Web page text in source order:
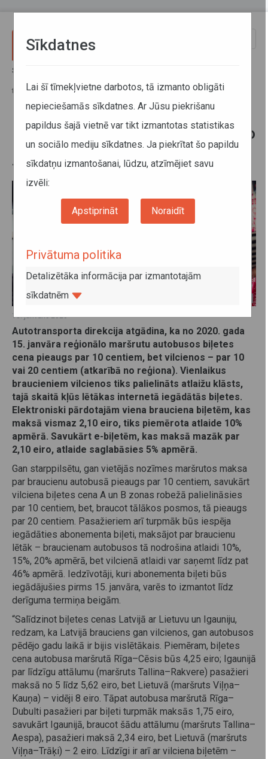
Sākums
tarifi
No 15. janvāra mainīsies reģionālo
maršrutu autobusu un vilcienu
tarifi
13. janvāris 2020
Autotransporta direkcija atgādina, ka no 2020. gada
15. janvāra reģionālo maršrutu autobusos biļetes
cena pieaugs par 10 centiem, bet vilcienos – par 10
vai 20 centiem (atkarībā no reģiona). Vienlaikus
braucieniem vilcienos tiks palielināts atlaižu klāsts,
tajā skaitā kļūs lētākas internetā iegādātās biļetes.
Elektroniski pārdotajām viena brauciena biļetēm, kas
maksā vismaz 2,10 eiro, tiks piemērota atlaide 10%
apmērā. Savukārt e-biļetēm, kas maksā mazāk par
2,10 eiro, atlaide saglabāsies 5% apmērā.
Gan starppilsētu, gan vietējās nozīmes maršrutos maksa
par braucienu autobusā pieaugs par 10 centiem, savukārt
vilciena biļetes cena A un B zonas robežā palielināsies
par 10 centiem, bet, braucot tālākos posmos, tā pieaugs
par 20 centiem. Pasažieriem arī turpmāk būs iespēja
iegādāties abonementa biļeti, maksājot par braucienu
lētāk – braucienam autobusos tā nodrošina atlaidi 10%,
15%, 20% apmērā, bet vilcienā atlaidi var saņemt līdz pat
46% apmērā. Iedzīvotāji, kuri abonementa biļeti būs
iegādājušies pirms 15. janvāra, varēs to izmantot līdz
derīguma termiņa beigām.
“Salīdzinot biļetes cenas Latvijā ar Lietuvu un Igauniju,
redzam, ka Latvijā brauciens gan vilcienos, gan autobusos
pēdējo gadu laikā ir bijis vislētākais. Piemēram, biļetes
cena autobusa maršrutā Rīga–Cēsis būs 4,25 eiro; Igaunijā
par līdzīgu attālumu (maršruts Tallina–Rakvere) pasažieri
maksā no 5 līdz 5,62 eiro, bet Lietuvā (maršruts Viļņa–
Kauņa) – vidēji 8 eiro. Tāpat autobusa maršrutā Rīga–
Dubulti pasažieri par biļeti turpmāk maksās 1,75 eiro,
savukārt Igaunijā, braucot šādu attālumu (maršruts Tallina–
Aespa), pasažieri maksā 2,34 eiro, bet Lietuvā (maršruts
Viļņa–Trāķi) – 2 eiro. Līdzīgi ir arī ar vilciena biļetēm –
Sīkdatnes
Lai šī tīmekļvietne darbotos, tā izmanto obligāti
nepieciešamās sīkdatnes. Ar Jūsu piekrišanu
papildus šajā vietnē var tikt izmantotas statistikas
un sociālo mediju sīkdatnes. Ja piekrītat šo papildu
sīkdatņu izmantošanai, lūdzu, atzīmējiet savu
izvēli:
Apstiprināt Noraidīt
Privātuma politika
Detalizētāka informācija par izmantotajām
sīkdatnēm